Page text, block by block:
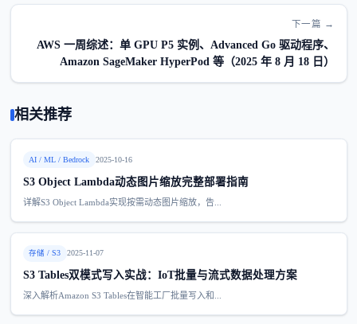
下一篇 →
AWS 一周综述：单 GPU P5 实例、Advanced Go 驱动程序、
Amazon SageMaker HyperPod 等（2025 年 8 月 18 日）
相关推荐
AI / ML / Bedrock 2025-10-16
S3 Object Lambda动态图片缩放完整部署指南
详解S3 Object Lambda实现按需动态图片缩放，告...
存储 / S3 2025-11-07
S3 Tables双模式写入实战：IoT批量与流式数据处理方案
深入解析Amazon S3 Tables在智能工厂批量写入和...